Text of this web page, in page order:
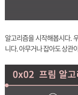
알고리즘을 시작해봅시다.
니다. 아무거나 잡아도 상관